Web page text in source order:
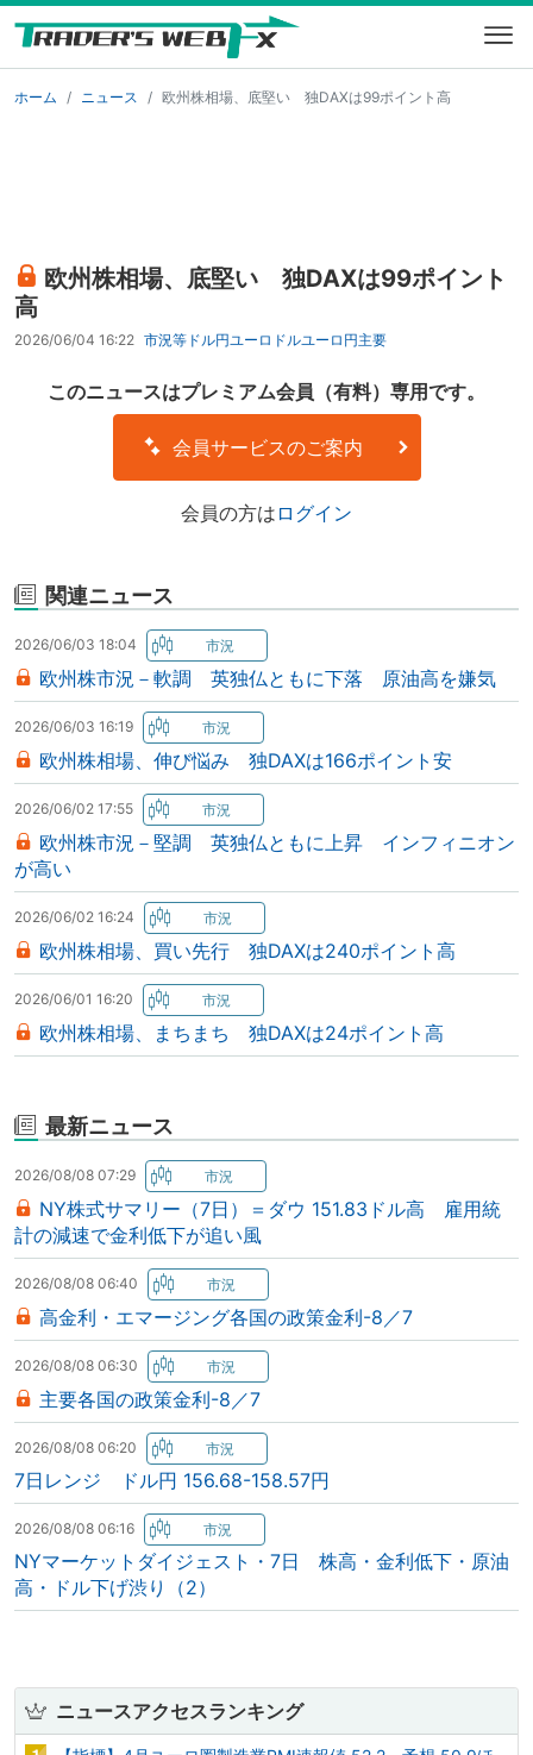
ホーム ニュース 欧州株相場、底堅い 独DAXは99ポイント高
欧州株相場、底堅い 独DAXは99ポイント
高
2026/06/04 16:22 市況等 ドル円ユーロドルユーロ円主要
このニュースはプレミアム会員（有料）専用です。
会員サービスのご案内
会員の方は ログイン
関連ニュース
2026/06/03 18:04
欧州株市況－軟調 英独仏ともに下落 原油高を嫌気
2026/06/03 16:19
欧州株相場、伸び悩み 独DAXは166ポイント安
2026/06/02 17:55
欧州株市況－堅調 英独仏ともに上昇 インフィニオン
が高い
2026/06/02 16:24
欧州株相場、買い先行 独DAXは240ポイント高
2026/06/01 16:20
欧州株相場、まちまち 独DAXは24ポイント高
最新ニュース
2026/08/08 07:29
NY株式サマリー（7日）＝ダウ 151.83ドル高 雇用統
計の減速で金利低下が追い風
2026/08/08 06:40
高金利・エマージング各国の政策金利-8／7
2026/08/08 06:30
主要各国の政策金利-8／7
2026/08/08 06:20
7日レンジ ドル円 156.68-158.57円
2026/08/08 06:16
NYマーケットダイジェスト・7日 株高・金利低下・原油
高・ドル下げ渋り（2）
ニュースアクセスランキング